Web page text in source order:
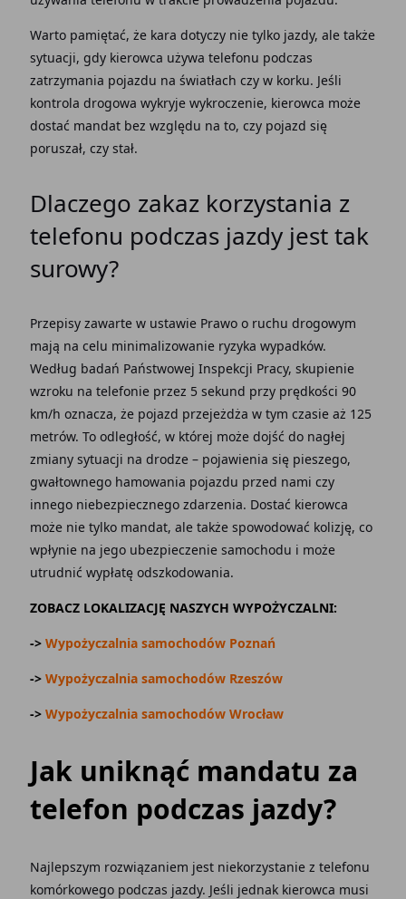
Warto pamiętać, że kara dotyczy nie tylko jazdy, ale także
sytuacji, gdy kierowca używa telefonu podczas
zatrzymania pojazdu na światłach czy w korku. Jeśli
kontrola drogowa wykryje wykroczenie, kierowca może
dostać mandat bez względu na to, czy pojazd się
poruszał, czy stał.
Dlaczego zakaz korzystania z
telefonu podczas jazdy jest tak
surowy?
Przepisy zawarte w ustawie Prawo o ruchu drogowym
mają na celu minimalizowanie ryzyka wypadków.
Według badań Państwowej Inspekcji Pracy, skupienie
wzroku na telefonie przez 5 sekund przy prędkości 90
km/h oznacza, że pojazd przejeżdża w tym czasie aż 125
metrów. To odległość, w której może dojść do nagłej
zmiany sytuacji na drodze – pojawienia się pieszego,
gwałtownego hamowania pojazdu przed nami czy
innego niebezpiecznego zdarzenia. Dostać kierowca
może nie tylko mandat, ale także spowodować kolizję, co
wpłynie na jego ubezpieczenie samochodu i może
utrudnić wypłatę odszkodowania.
ZOBACZ LOKALIZACJĘ NASZYCH WYPOŻYCZALNI:
-> Wypożyczalnia samochodów Poznań
-> Wypożyczalnia samochodów Rzeszów
-> Wypożyczalnia samochodów Wrocław
Jak uniknąć mandatu za
telefon podczas jazdy?
Najlepszym rozwiązaniem jest niekorzystanie z telefonu
komórkowego podczas jazdy. Jeśli jednak kierowca musi